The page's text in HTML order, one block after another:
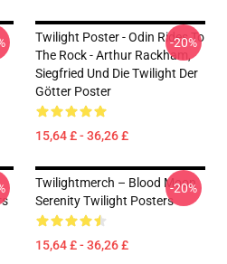
Twilight Poster - Odin Rides To
The Rock - Arthur Rackham,
Siegfried Und Die Twilight Der
Götter Poster
15,64 £ - 36,26 £
-20%
Twilightmerch – Blood Moon
Serenity Twilight Posters
15,64 £ - 36,26 £
-20%